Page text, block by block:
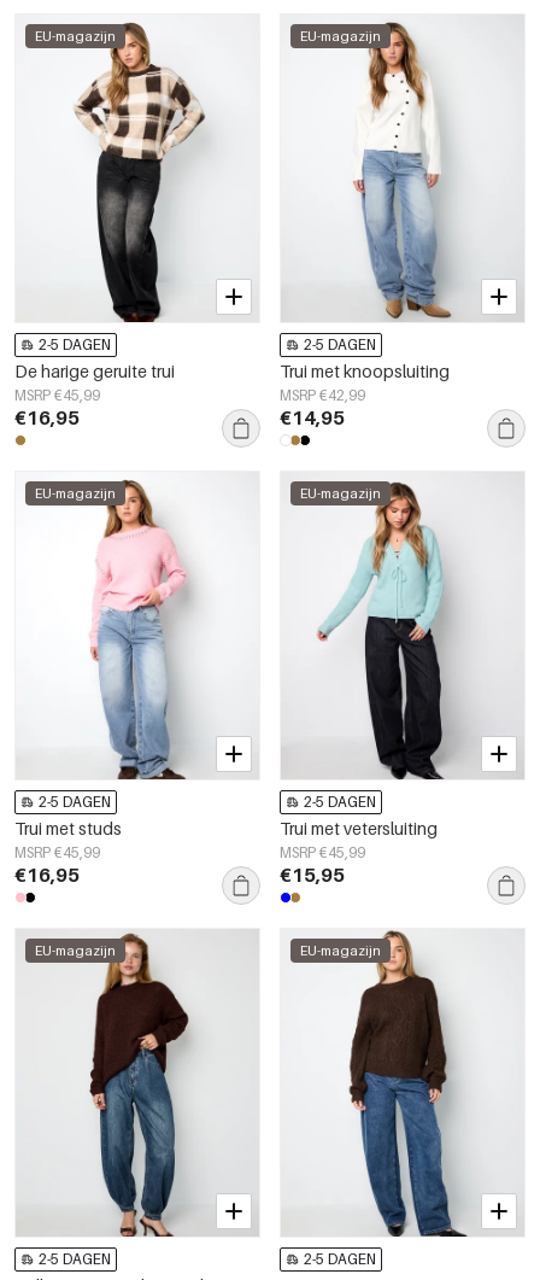
EU-magazijn
2-5 DAGEN
De harige geruite trui
MSRP €45,99
€16,95
EU-magazijn
2-5 DAGEN
Trui met knoopsluiting
MSRP €42,99
€14,95
EU-magazijn
2-5 DAGEN
Trui met studs
MSRP €45,99
€16,95
EU-magazijn
2-5 DAGEN
Trui met vetersluiting
MSRP €45,99
€15,95
EU-magazijn
2-5 DAGEN
EU-magazijn
2-5 DAGEN